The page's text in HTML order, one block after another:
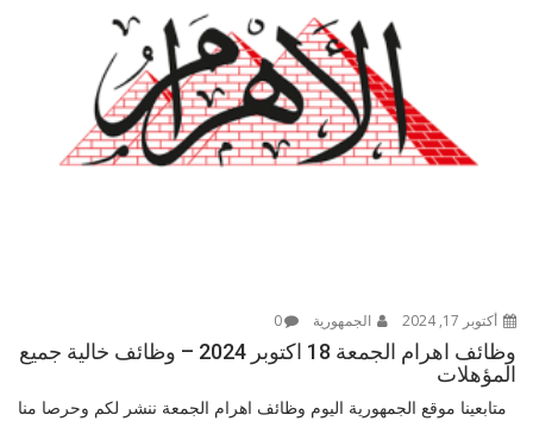
أكتوبر 17, 2024 الجمهورية 0
وظائف اهرام الجمعة 18 اكتوبر 2024 – وظائف خالية جميع
المؤهلات
متابعينا موقع الجمهورية اليوم وظائف اهرام الجمعة ننشر لكم وحرصا منا